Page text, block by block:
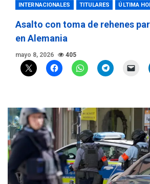
INTERNACIONALES TITULARES ÚLTIMA
Asalto con toma de rehenes
en Alemania
mayo 8, 2026 405